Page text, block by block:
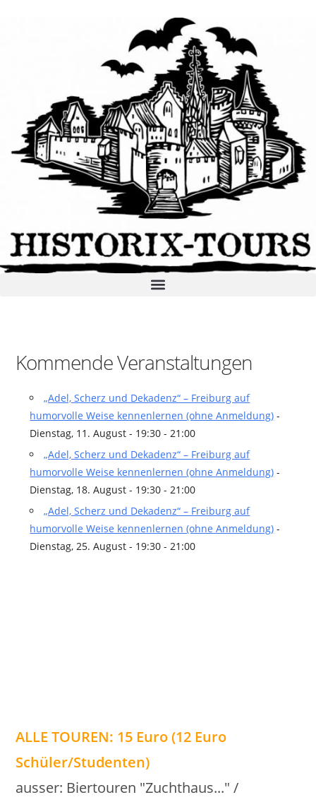
Kommende Veranstaltungen
„Adel, Scherz und Dekadenz“ – Freiburg auf
humorvolle Weise kennenlernen (ohne Anmeldung) -
Dienstag, 11. August - 19:30 - 21:00
„Adel, Scherz und Dekadenz“ – Freiburg auf
humorvolle Weise kennenlernen (ohne Anmeldung) -
Dienstag, 18. August - 19:30 - 21:00
„Adel, Scherz und Dekadenz“ – Freiburg auf
humorvolle Weise kennenlernen (ohne Anmeldung) -
Dienstag, 25. August - 19:30 - 21:00
ALLE TOUREN: 15 Euro (12 Euro
Schüler/Studenten)
ausser: Biertouren "Zuchthaus..." /